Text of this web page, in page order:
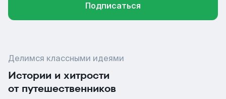
Подписаться
Делимся классными идеями
Истории и хитрости
от путешественников